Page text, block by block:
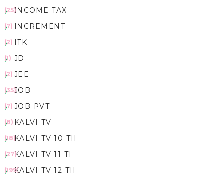
INCOME TAX
(25)
INCREMENT
(7)
ITK
(2)
JD
(1)
JEE
(2)
JOB
(35)
JOB PVT
(7)
KALVI TV
(8)
KALVI TV 10 TH
(18)
KALVI TV 11 TH
(27)
KALVI TV 12 TH
(199)